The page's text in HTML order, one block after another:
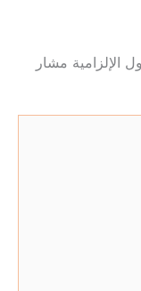
الإلزامية مشار